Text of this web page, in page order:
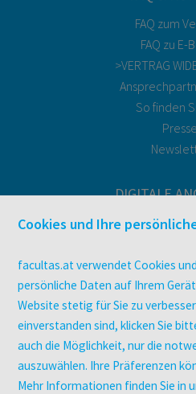
FAQ zum
FAQ zu E-
>VERTRAG
So finden
Presse
DIGITALE
utb
E-
facultas
Über
Cookies und Ihre
facultas.at verwendet Cookies
persönliche Daten auf Ihrem
Website stetig für Sie zu
einverstanden sind, klicken Sie
auch die Möglichkeit, nur die
auszuwählen. Ihre Präferenzen
Mehr Informationen finden Sie in